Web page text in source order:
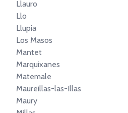
Llauro
Llo
Llupia
Los Masos
Mantet
Marquixanes
Matemale
Maureillas-las-Illas
Maury